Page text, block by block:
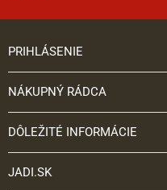
PRIHLÁSENIE
NÁKUPNÝ RÁDCA
DÔLEŽITÉ INFORMÁCIE
JADI.SK